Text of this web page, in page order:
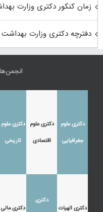
زمان کنکور دکتری وزارت بهداشت
دفترچه دکتری وزارت بهداشت ۱۴۰۴
دکتری علوم
جغرافیایی
دکتری علوم
اقتصادی
دکتری علوم
تاریخی
دکتری الهیات
دکتری
دکتری مالی